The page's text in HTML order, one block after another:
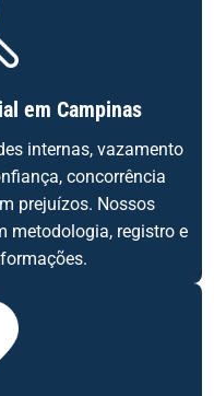
em Campinas
internas, vazamento
concorrência
prejuízos. Nossos
metodologia, registro e